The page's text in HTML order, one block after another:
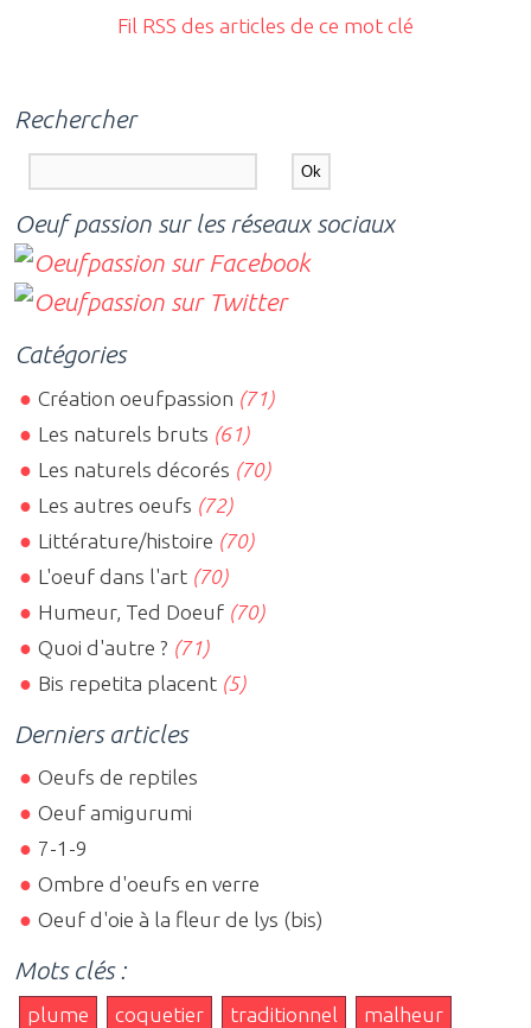
Fil RSS des articles de ce mot clé
Rechercher
Oeuf passion sur les réseaux sociaux
Catégories
Création oeufpassion (71)
Les naturels bruts (61)
Les naturels décorés (70)
Les autres oeufs (72)
Littérature/histoire (70)
L'oeuf dans l'art (70)
Humeur, Ted Doeuf (70)
Quoi d'autre ? (71)
Bis repetita placent (5)
Derniers articles
Oeufs de reptiles
Oeuf amigurumi
7-1-9
Ombre d'oeufs en verre
Oeuf d'oie à la fleur de lys (bis)
Mots clés :
plume coquetier traditionnel
malheur